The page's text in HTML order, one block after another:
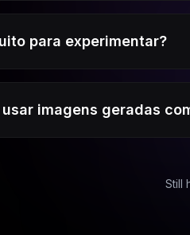
para experimentar?
usar imagens geradas
Still